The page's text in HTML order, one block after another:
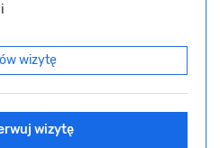
wizytę
wizytę